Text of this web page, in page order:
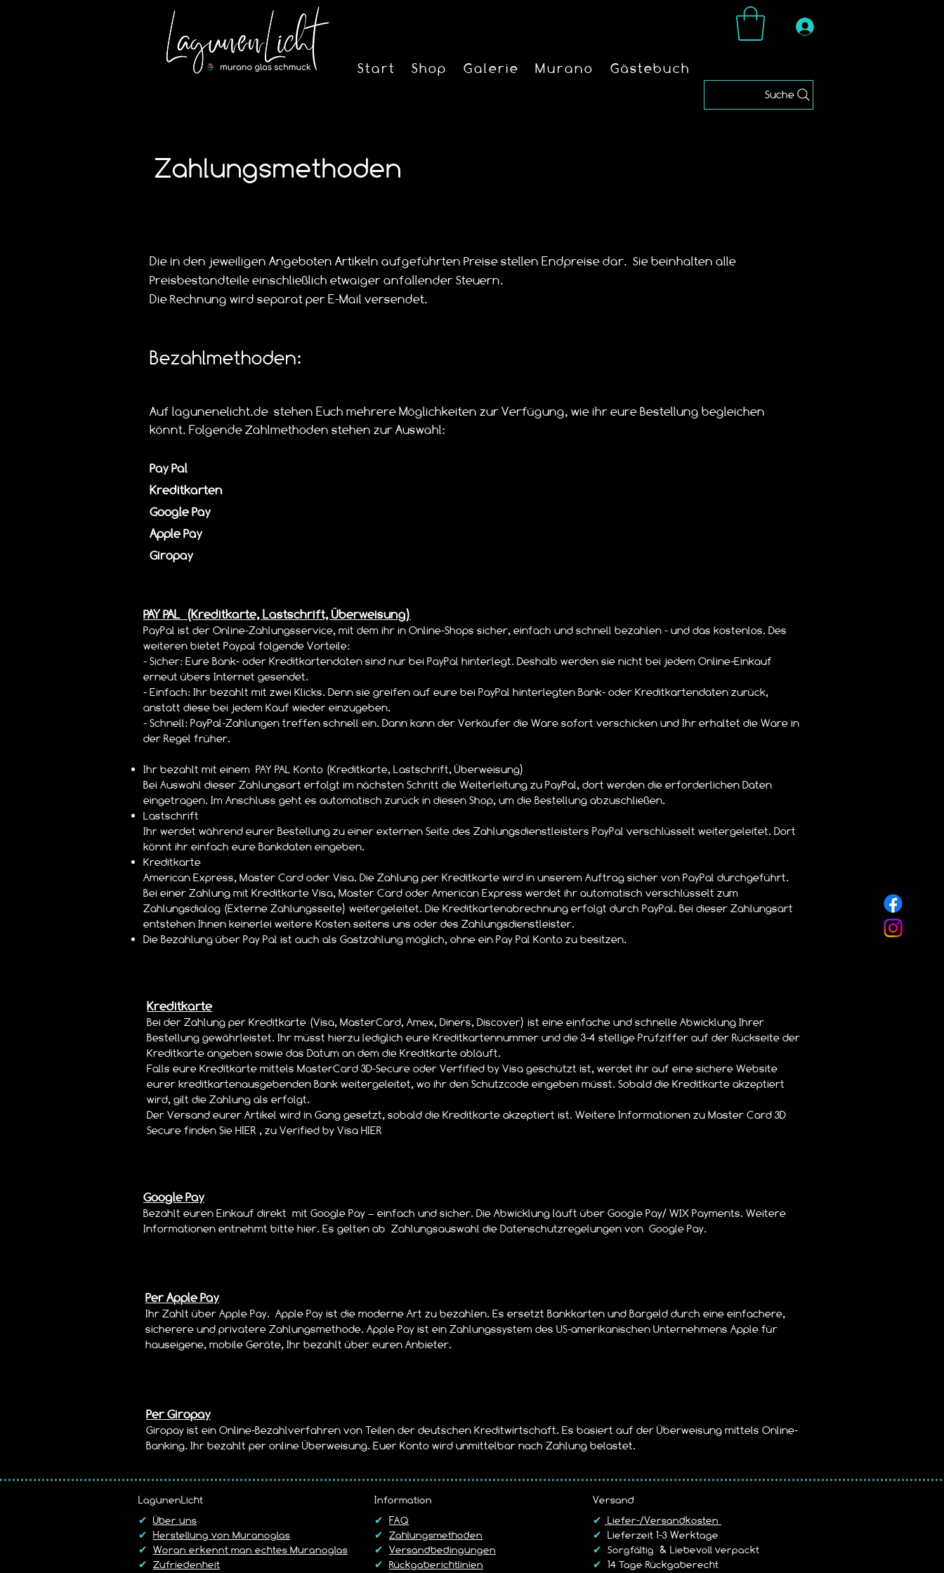
Start Shop Galerie Murano Gästebuch
Suche
Zahlungsmethoden
Die in den jeweiligen Angeboten Artikeln aufgeführten Preise stellen Endpreise dar. Sie beinhalten alle
Preisbestandteile einschließlich etwaiger anfallender Steuern.
Die Rechnung wird separat per E-Mail versendet.
Bezahlmethoden:
Auf lagunenelicht.de stehen Euch mehrere Möglichkeiten zur Verfügung, wie ihr eure Bestellung begleichen
könnt. Folgende Zahlmethoden stehen zur Auswahl:
Pay Pal
Kreditkarten
Google Pay
Apple Pay
Giropay
PAY PAL (Kreditkarte, Lastschrift, Überweisung)
PayPal ist der Online-Zahlungsservice, mit dem ihr in Online-Shops sicher, einfach und schnell bezahlen - und das kostenlos. Des
weiteren bietet Paypal folgende Vorteile:
- Sicher: Eure Bank- oder Kreditkartendaten sind nur bei PayPal hinterlegt. Deshalb werden sie nicht bei jedem Online-Einkauf
erneut übers Internet gesendet.
- Einfach: Ihr bezahlt mit zwei Klicks. Denn sie greifen auf eure bei PayPal hinterlegten Bank- oder Kreditkartendaten zurück,
anstatt diese bei jedem Kauf wieder einzugeben.
- Schnell: PayPal-Zahlungen treffen schnell ein. Dann kann der Verkäufer die Ware sofort verschicken und Ihr erhaltet die Ware in
der Regel früher.
Ihr bezahlt mit einem PAY PAL Konto (Kreditkarte, Lastschrift, Überweisung)
Bei Auswahl dieser Zahlungsart erfolgt im nächsten Schritt die Weiterleitung zu PayPal, dort werden die erforderlichen Daten
eingetragen. Im Anschluss geht es automatisch zurück in diesen Shop, um die Bestellung abzuschließen.
Lastschrift
Ihr werdet während eurer Bestellung zu einer externen Seite des Zahlungsdienstleisters PayPal verschlüsselt weitergeleitet. Dort
könnt ihr einfach eure Bankdaten eingeben.
Kreditkarte
American Express, Master Card oder Visa. Die Zahlung per Kreditkarte wird in unserem Auftrag sicher von PayPal durchgeführt.
Bei einer Zahlung mit Kreditkarte Visa, Master Card oder American Express werdet ihr automatisch verschlüsselt zum
Zahlungsdialog (Externe Zahlungsseite) weitergeleitet. Die Kreditkartenabrechnung erfolgt durch PayPal. Bei dieser Zahlungsart
entstehen Ihnen keinerlei weitere Kosten seitens uns oder des Zahlungsdienstleister.
Die Bezahlung über Pay Pal ist auch als Gastzahlung möglich, ohne ein Pay Pal Konto zu besitzen.
Kreditkarte
Bei der Zahlung per Kreditkarte (Visa, MasterCard, Amex, Diners, Discover) ist eine einfache und schnelle Abwicklung Ihrer
Bestellung gewährleistet. Ihr müsst hierzu lediglich eure Kreditkartennummer und die 3-4 stellige Prüfziffer auf der Rückseite der
Kreditkarte angeben sowie das Datum an dem die Kreditkarte abläuft.
Falls eure Kreditkarte mittels MasterCard 3D-Secure oder Verfified by Visa geschützt ist, werdet ihr auf eine sichere Website
eurer kreditkartenausgebenden Bank weitergeleitet, wo ihr den Schutzcode eingeben müsst. Sobald die Kreditkarte akzeptiert
wird, gilt die Zahlung als erfolgt.
Der Versand eurer Artikel wird in Gang gesetzt, sobald die Kreditkarte akzeptiert ist. Weitere Informationen zu Master Card 3D
Secure finden Sie HIER , zu Verified by Visa HIER
Google Pay
Bezahlt euren Einkauf direkt mit Google Pay – einfach und sicher. Die Abwicklung läuft über Google Pay/ WIX Payments. Weitere
Informationen entnehmt bitte hier. Es gelten ab Zahlungsauswahl die Datenschutzregelungen von Google Pay.
Per Apple Pay
Ihr Zahlt über Apple Pay. Apple Pay ist die moderne Art zu bezahlen. Es ersetzt Bankkarten und Bargeld durch eine einfachere,
sicherere und privatere Zahlungsmethode. Apple Pay ist ein Zahlungssystem des US-amerikanischen Unternehmens Apple für
hauseigene, mobile Geräte, Ihr bezahlt über euren Anbieter.
Per Giropay
Giropay ist ein Online-Bezahlverfahren von Teilen der deutschen Kreditwirtschaft. Es basiert auf der Überweisung mittels Online-
Banking. Ihr bezahlt per online Überweisung. Euer Konto wird unmittelbar nach Zahlung belastet.
LagunenLicht
✔ Über uns
✔ Herstellung von Muranoglas
✔ Woran erkennt man echtes Muranoglas
✔ Zufriedenheit
Information
✔ FAQ
✔ Zahlungsmethoden
✔ Versandbedingungen
✔ Rückgaberichtlinien
Versand
✔ Liefer-/Versandkosten
✔ Lieferzeit 1-3 Werktage
✔ Sorgfältig & Liebevoll verpackt
✔ 14 Tage Rückgaberecht